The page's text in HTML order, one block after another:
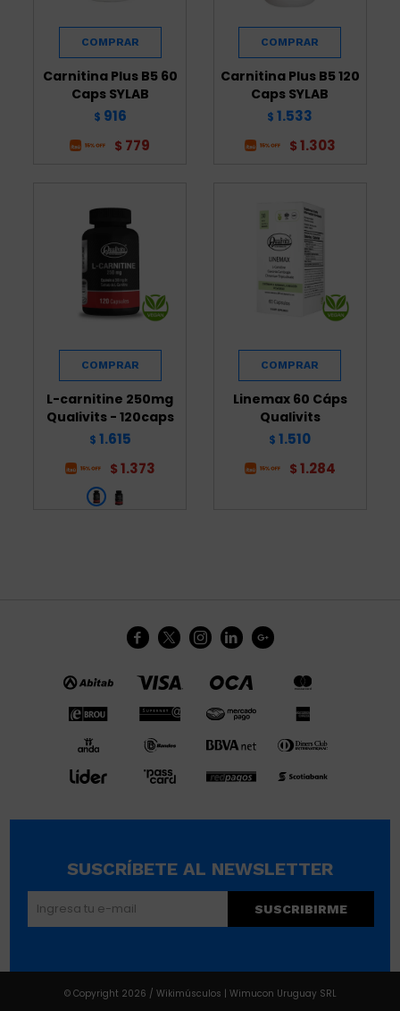
Carnitina Plus B5 60
Caps SYLAB
$ 916
$ 779
Carnitina Plus B5 120
Caps SYLAB
$ 1.533
$ 1.303
L-carnitine 250mg
Qualivits - 120caps
$ 1.615
$ 1.373
Linemax 60 Cáps
Qualivits
$ 1.510
$ 1.284
    
SUSCRÍBETE AL NEWSLETTER
SUSCRIBIRME
© Copyright 2026 / Wikimúsculos | Wimucon Uruguay SRL